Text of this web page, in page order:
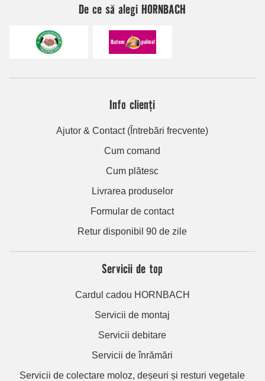
De ce să alegi HORNBACH
Info clienți
Ajutor & Contact (Întrebări frecvente)
Cum comand
Cum plătesc
Livrarea produselor
Formular de contact
Retur disponibil 90 de zile
Servicii de top
Cardul cadou HORNBACH
Servicii de montaj
Servicii debitare
Servicii de înrămări
Servicii de colectare moloz, deșeuri și resturi vegetale